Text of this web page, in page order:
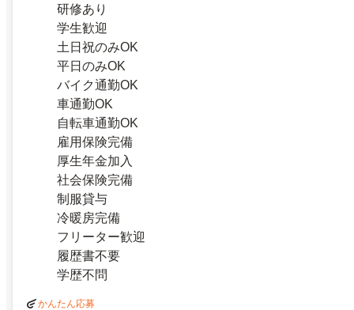
研修あり
学生歓迎
土日祝のみOK
平日のみOK
バイク通勤OK
車通勤OK
自転車通勤OK
雇用保険完備
厚生年金加入
社会保険完備
制服貸与
冷暖房完備
フリーター歓迎
履歴書不要
学歴不問
かんたん応募